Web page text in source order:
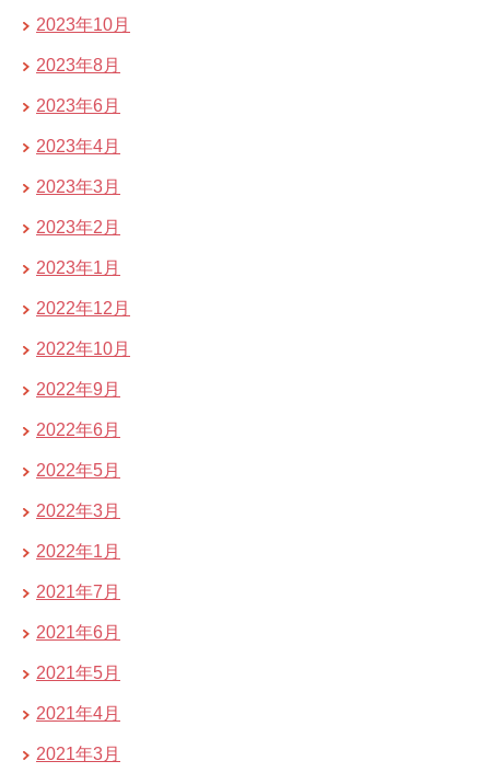
2023年10月
2023年8月
2023年6月
2023年4月
2023年3月
2023年2月
2023年1月
2022年12月
2022年10月
2022年9月
2022年6月
2022年5月
2022年3月
2022年1月
2021年7月
2021年6月
2021年5月
2021年4月
2021年3月